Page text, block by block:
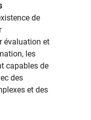
de
évaluation et
les
capables de
des
et des